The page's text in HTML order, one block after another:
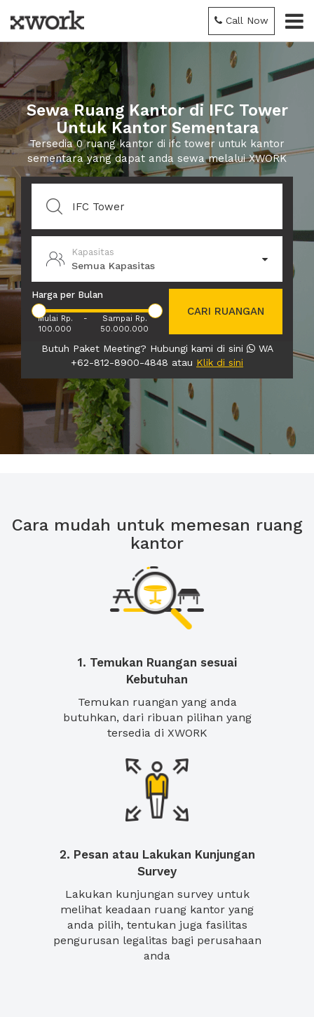
Call Now
Sewa Ruang Kantor di IFC Tower
Untuk Kantor Sementara
Tersedia 0 ruang kantor di ifc tower untuk kantor
sementara yang dapat anda sewa melalui XWORK
Kapasitas
Semua Kapasitas
Harga per Bulan
Mulai Rp.
100.000
-
Sampai Rp.
50.000.000
CARI RUANGAN
Butuh Paket Meeting? Hubungi kami di sini
WA
+62-812-8900-4848 atau Klik di sini
Cara mudah untuk memesan ruang
kantor
1. Temukan Ruangan sesuai
Kebutuhan
Temukan ruangan yang anda
butuhkan, dari ribuan pilihan yang
tersedia di XWORK
2. Pesan atau Lakukan Kunjungan
Survey
Lakukan kunjungan survey untuk
melihat keadaan ruang kantor yang
anda pilih, tentukan juga fasilitas
pengurusan legalitas bagi perusahaan
anda